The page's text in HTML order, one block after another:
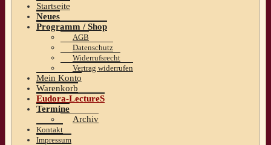
Startseite
Neues
Programm / Shop
AGB
Datenschutz
Widerrufsrecht
Vertrag widerrufen
Mein Konto
Warenkorb
Eudora-LectureS
Termine
Archiv
Kontakt
Impressum